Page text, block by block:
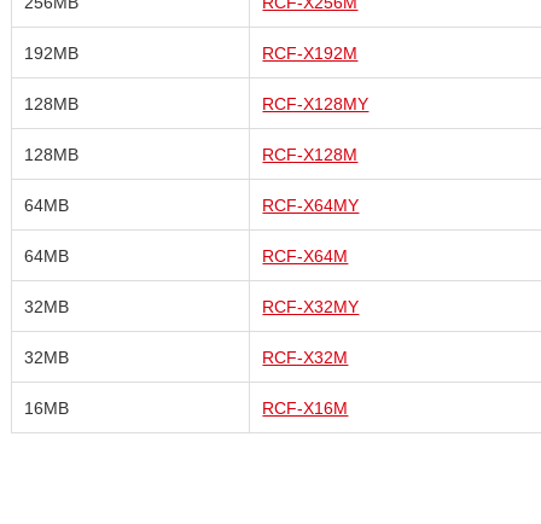
192MB RCF-X192M
128MB RCF-X128MY
128MB RCF-X128M
64MB RCF-X64MY
64MB RCF-X64M
32MB RCF-X32MY
32MB RCF-X32M
16MB RCF-X16M